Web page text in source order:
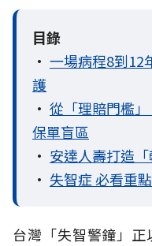
目錄
• 一場病程8到12
護
• 從「理賠門檻
保單盲區
• 安達人壽打造
• 失智症 必看重
台灣「失智警鐘」